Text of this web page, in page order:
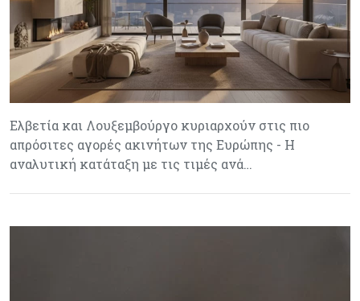
Ελβετία και Λουξεμβούργο κυριαρχούν στις πιο
απρόσιτες αγορές ακινήτων της Ευρώπης - Η
αναλυτική κατάταξη με τις τιμές ανά…